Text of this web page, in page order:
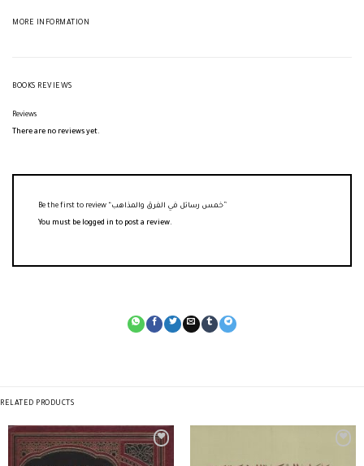
MORE INFORMATION
BOOKS REVIEWS
Reviews
There are no reviews yet.
You must be logged in to post a review.
RELATED PRODUCTS